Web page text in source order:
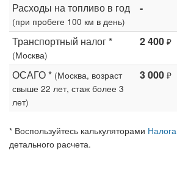
Расходы на топливо в год
(при пробеге 100 км в день)
-
Транспортный налог *
(Москва)
2 400 ₽
ОСАГО * (Москва, возраст
свыше 22 лет, стаж более 3
лет)
3 000 ₽
* Воспользуйтесь калькуляторами Налога
детального расчета.